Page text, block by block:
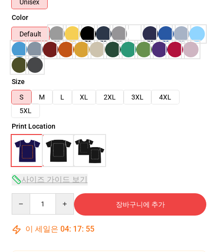
Unisex
Color
Default
Size
S
M L XL 2XL 3XL
4XL
5XL
Print Location
사이즈 가이드 보기
장바구니에 추가
이 세일은 04: 17: 54